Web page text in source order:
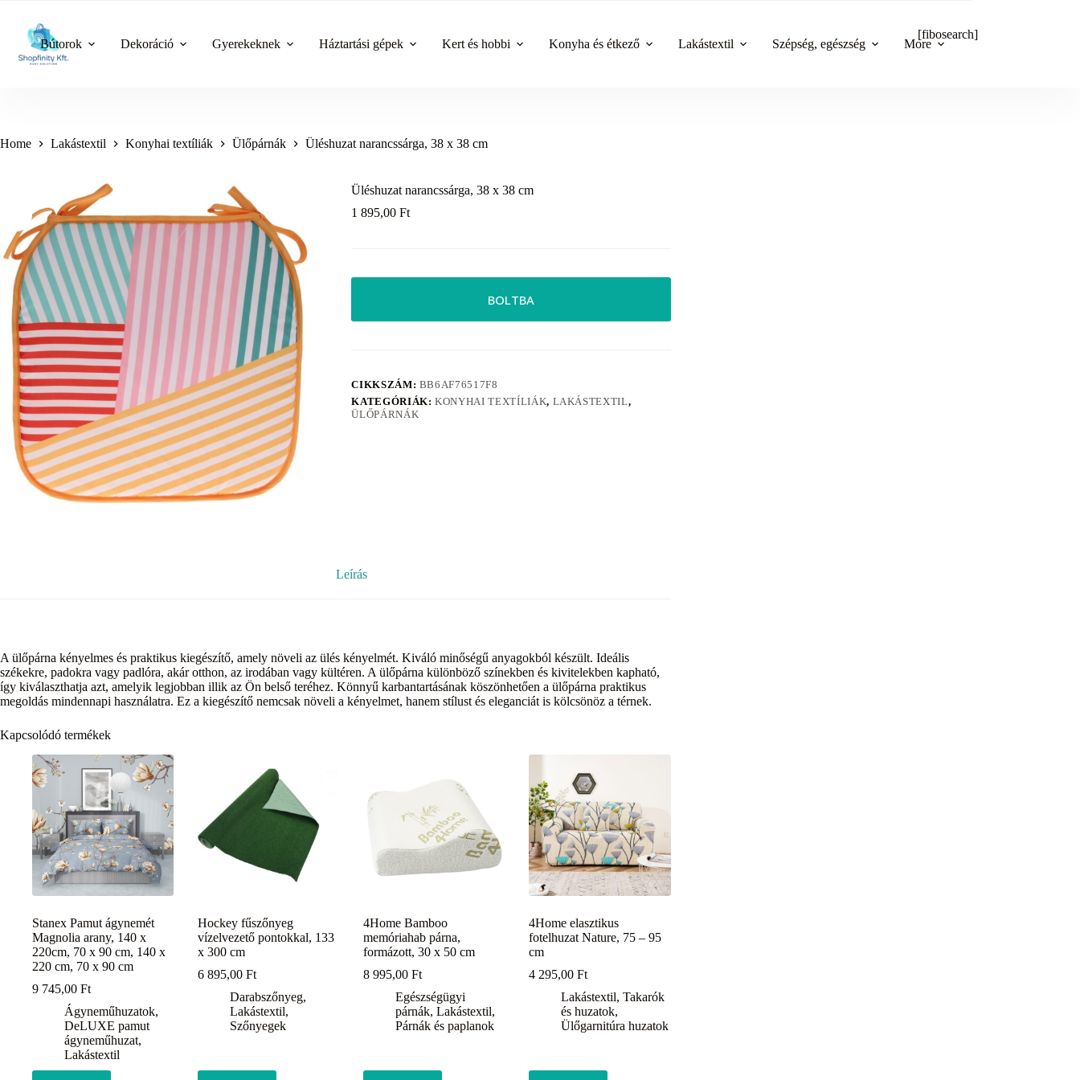
content
Bútorok Dekoráció Gyerekeknek Háztartási gépek Kert és hobbi Konyha és étkező Lakástextil Szépség, egészség More
[fibosearch]
Home Lakástextil Konyhai textíliák Ülőpárnák Üléshuzat narancssárga, 38 x 38 cm
Üléshuzat narancssárga, 38 x 38 cm
1 895,00Ft
BOLTBA
CIKKSZÁM: BB6AF76517F8
KATEGÓRIÁK:KONYHAI TEXTÍLIÁK, LAKÁSTEXTIL,
ÜLŐPÁRNÁK
Leírás
A ülőpárna kényelmes és praktikus kiegészítő, amely növeli az ülés kényelmét. Kiváló minőségű anyagokból készült. Ideális
székekre, padokra vagy padlóra, akár otthon, az irodában vagy kültéren. A ülőpárna különböző színekben és kivitelekben kapható,
így kiválaszthatja azt, amelyik legjobban illik az Ön belső teréhez. Könnyű karbantartásának köszönhetően a ülőpárna praktikus
megoldás mindennapi használatra. Ez a kiegészítő nemcsak növeli a kényelmet, hanem stílust és eleganciát is kölcsönöz a térnek.
Kapcsolódó termékek
Stanex Pamut ágynemét
Magnolia arany, 140 x
220cm, 70 x 90 cm, 140 x
220 cm, 70 x 90 cm
9 745,00 Ft
Ágyneműhuzatok,
DeLUXE pamut
ágyneműhuzat,
Lakástextil
Hockey fűszőnyeg
vízelvezető pontokkal, 133
x 300 cm
6 895,00Ft
Darabszőnyeg,
Lakástextil,
Szőnyegek
4Home Bamboo
memóriahab párna,
formázott, 30 x 50 cm
8 995,00Ft
Egészségügyi
párnák,Lakástextil,
Párnák és paplanok
4Home elasztikus
fotelhuzat Nature, 75 – 95
cm
4 295,00Ft
Lakástextil,Takarók
és huzatok,
Ülőgarnitúra huzatok